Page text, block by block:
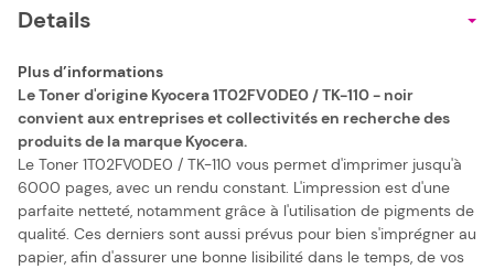
Details
Plus d’informations
Le Toner d'origine Kyocera 1T02FV0DE0 / TK-110 - noir
convient aux entreprises et collectivités en recherche des
produits de la marque Kyocera.
Le Toner 1T02FV0DE0 / TK-110 vous permet d'imprimer jusqu'à
6000 pages, avec un rendu constant. L'impression est d'une
parfaite netteté, notamment grâce à l'utilisation de pigments de
qualité. Ces derniers sont aussi prévus pour bien s'imprégner au
papier, afin d'assurer une bonne lisibilité dans le temps, de vos